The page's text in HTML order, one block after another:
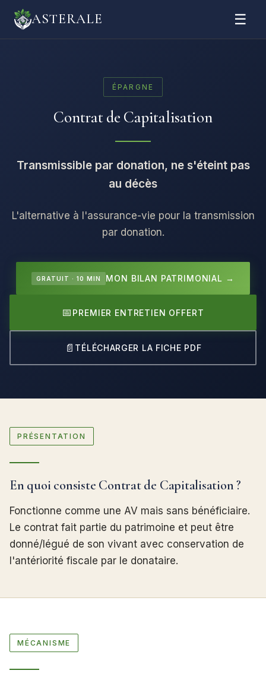
ASTERALE ☰
ÉPARGNE
Contrat de Capitalisation
Transmissible par donation, ne s'éteint pas
au décès
L'alternative à l'assurance-vie pour la transmission
par donation.
GRATUIT · 10 MIN MON BILAN PATRIMONIAL →
📅 PREMIER ENTRETIEN OFFERT
📄 TÉLÉCHARGER LA FICHE PDF
PRÉSENTATION
En quoi consiste Contrat de Capitalisation ?
Fonctionne comme une AV mais sans bénéficiaire.
Le contrat fait partie du patrimoine et peut être
donné/légué de son vivant avec conservation de
l'antériorité fiscale par le donataire.
MÉCANISME